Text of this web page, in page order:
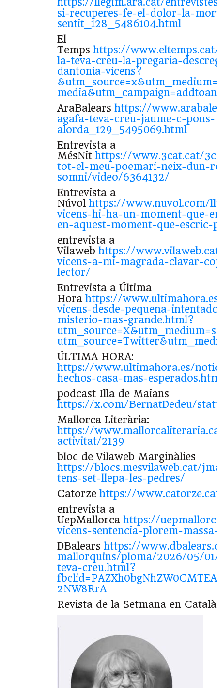
https://llegim.ara.cat/
si-recuperes-fe-el-dolor-la-
sentit_128_5486104.html
El
Temps https://
la-teva-creu-la-pregaria-
dantonia-vicens?
AraBalears https://
agafa-teva-creu-jaume-c-pons-
alorda_129_5495069.html
Entrevista a
MésNit https://www.3cat.cat/
tot-el-meu-poemari-neix-dun-
somni/video/6364132/
Entrevista a
Núvol https://www.nuvol.com/
vicens-hi-ha-un-moment-que-
en-aquest-moment-que-escric-
entrevista a
Vilaweb https://
vicens-a-mi-magrada-clavar-
lector/
Entrevista a Última
Hora https://
vicens-desde-pequena-
misterio-mas-grande.html?
ÚLTIMA HORA:
https://www.ultimahora.es/
hechos-casa-mas-
podcast Illa de Maians
https://x.com/BernatDedeu/
Mallorca Literària:
https://
activitat/2139
bloc de Vilaweb Marginàlies
https://blocs.mesvilaweb.cat/
tens-set-llepa-les-pedres/
Catorze https://
entrevista a
UepMallorca https://
vicens-sentencia-plorem-
DBalears https://
mallorquins/ploma/2026/05/
teva-creu.html?
2NW8RrA
Revista de la Setmana en